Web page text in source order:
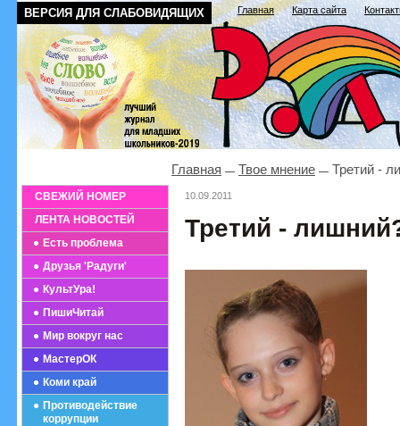
ВЕРСИЯ ДЛЯ СЛАБОВИДЯЩИХ Главная Карта сайта
СВЕЖИЙ НОМЕР
ЛЕНТА НОВОСТЕЙ
Есть проблема
Друзья 'Радуги'
КультУра!
ПишиЧитай
Мир вокруг нас
МастерОК
Коми край
Противодействие
коррупции
Главная Твое мнение Третий -
10.09.2011
Третий -